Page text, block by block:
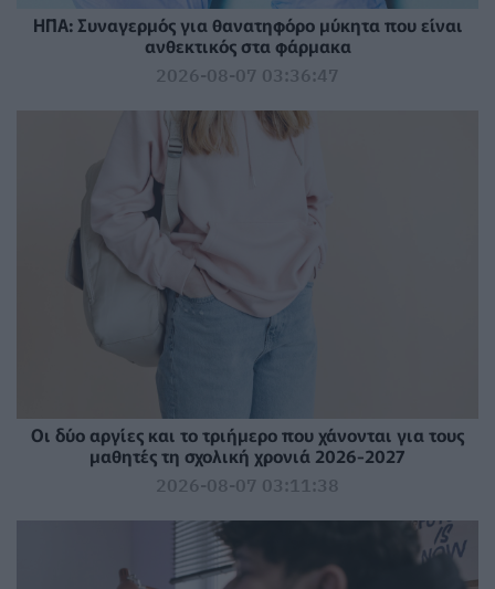
ΗΠΑ: Συναγερμός για θανατηφόρο μύκητα που είναι
ανθεκτικός στα φάρμακα
2026-08-07 03:36:47
Οι δύο αργίες και το τριήμερο που χάνονται για τους
μαθητές τη σχολική χρονιά 2026-2027
2026-08-07 03:11:38